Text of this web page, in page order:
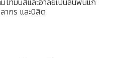
ากร และนิสิต